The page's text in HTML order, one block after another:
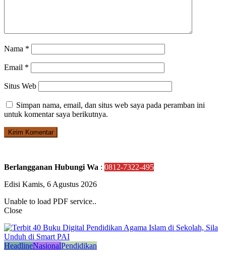
Nama *
Email *
Situs Web
Simpan nama, email, dan situs web saya pada peramban ini
untuk komentar saya berikutnya.
Berlangganan Hubungi Wa : 0812-7322-495
Edisi Kamis, 6 Agustus 2026
Unable to load PDF service..
Close
HeadlineNasionalPendidikan